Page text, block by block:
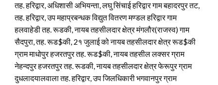
तह. हरिद्वार, अधिशासी अभियन्ता, लघु सिंचाई हरिद्वार गाम बहादरपुर तट,
तह. हरिद्वार, उप महाप्रबन्धक विद्युत वितरण मण्डल हरिद्वार गाम
हलवाहेडी तह. रूडकी, नायब तहसीलदार क्षेत्र मंगलौर(राजस्व) गाम
सैदपुरा, तह. रूड$की, 2१ जुलाई को नायब तहसीलदार क्षेत्र रूड$की
ग्राम माधोपुर हजरतपुर तह. रूड$की, नायब तहसील लक्सर ग्राम
नेहन्दपुर हजरतपुर तह. रूडकी, नायब तहसीलदार क्षेत्र फेरूपुर ग्राम
दुधलादयालवाला तह. हरिद्वार, उप जिलधिकारी भगवानपुर ग्राम